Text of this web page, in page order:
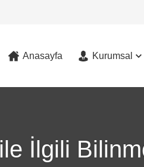
Anasayfa Kurumsal
İlgili